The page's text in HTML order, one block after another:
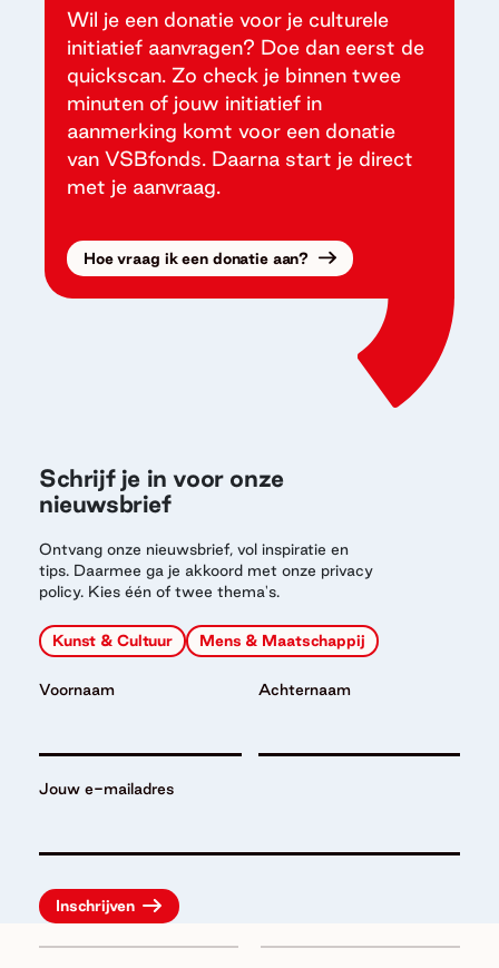
Wil je een donatie voor je culturele
initiatief aanvragen? Doe dan eerst de
quickscan. Zo check je binnen twee
minuten of jouw initiatief in
aanmerking komt voor een donatie
van VSBfonds. Daarna start je direct
met je aanvraag.
Hoe vraag ik een donatie aan?
Schrijf je in voor onze
nieuwsbrief
Ontvang onze nieuwsbrief, vol inspiratie en
tips. Daarmee ga je akkoord met onze privacy
policy. Kies één of twee thema's.
Kunst & Cultuur Mens & Maatschappij
Jouw e-mailadres
Voornaam Achternaam